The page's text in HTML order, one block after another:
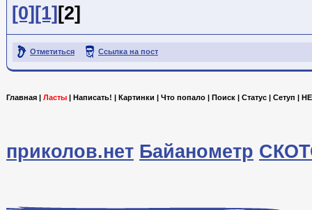
[0] [1] [2]
Отметиться Ссылка на пост
Главная | Ласты | Написать! | Картинки | Что попало | Поиск | Статус | Сетуп |
приколов.нет Байанометр